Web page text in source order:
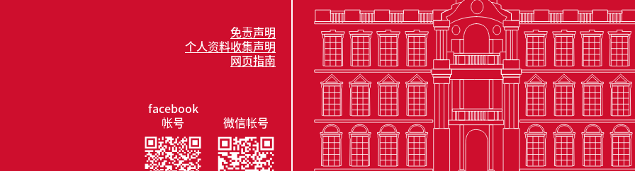
免责声明
个人资料收集声明
网页指南
facebook
帐号
微信帐号